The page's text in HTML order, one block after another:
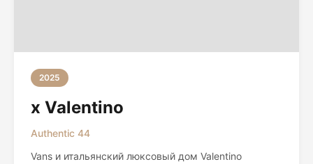
2025
x Valentino
Authentic 44
Vans и итальянский люксовый дом Valentino